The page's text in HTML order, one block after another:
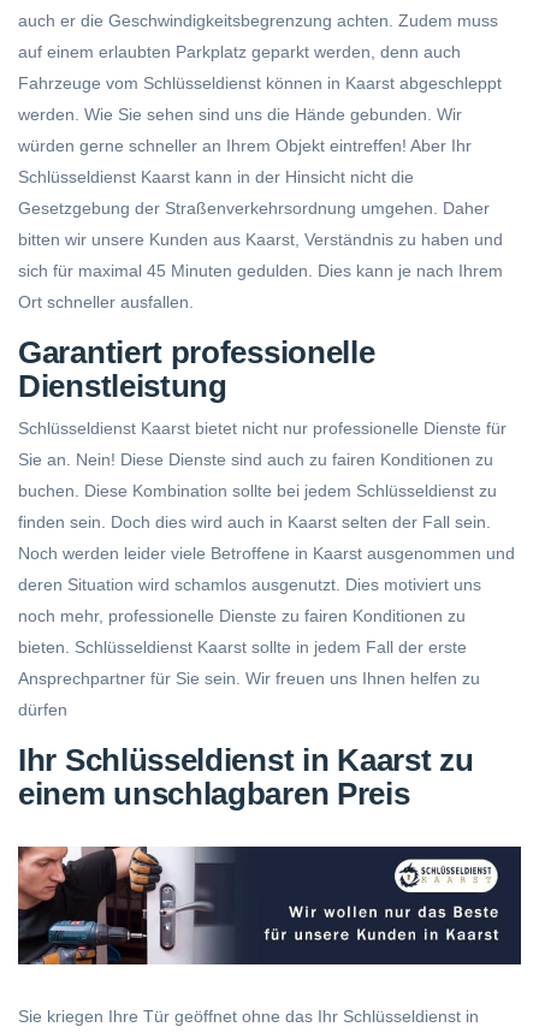
auch er die Geschwindigkeitsbegrenzung achten. Zudem muss
auf einem erlaubten Parkplatz geparkt werden, denn auch
Fahrzeuge vom Schlüsseldienst können in Kaarst abgeschleppt
werden. Wie Sie sehen sind uns die Hände gebunden. Wir
würden gerne schneller an Ihrem Objekt eintreffen! Aber Ihr
Schlüsseldienst Kaarst kann in der Hinsicht nicht die
Gesetzgebung der Straßenverkehrsordnung umgehen. Daher
bitten wir unsere Kunden aus Kaarst, Verständnis zu haben und
sich für maximal 45 Minuten gedulden. Dies kann je nach Ihrem
Ort schneller ausfallen.
Garantiert professionelle
Dienstleistung
Schlüsseldienst Kaarst bietet nicht nur professionelle Dienste für
Sie an. Nein! Diese Dienste sind auch zu fairen Konditionen zu
buchen. Diese Kombination sollte bei jedem Schlüsseldienst zu
finden sein. Doch dies wird auch in Kaarst selten der Fall sein.
Noch werden leider viele Betroffene in Kaarst ausgenommen und
deren Situation wird schamlos ausgenutzt. Dies motiviert uns
noch mehr, professionelle Dienste zu fairen Konditionen zu
bieten. Schlüsseldienst Kaarst sollte in jedem Fall der erste
Ansprechpartner für Sie sein. Wir freuen uns Ihnen helfen zu
dürfen
Ihr Schlüsseldienst in Kaarst zu
einem unschlagbaren Preis
Sie kriegen Ihre Tür geöffnet ohne das Ihr Schlüsseldienst in